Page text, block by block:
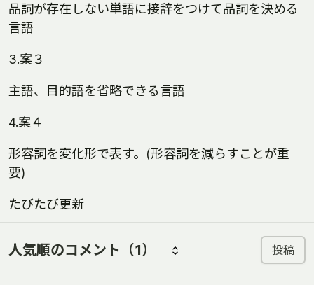
品詞が存在しない単語に接辞をつけて品詞を決める
言語
3.案３
主語、目的語を省略できる言語
4.案４
形容詞を変化形で表す。(形容詞を減らすことが重
要)
たびたび更新
人気順のコメント （1） 投稿